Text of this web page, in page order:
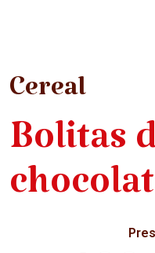
Cereal
Bolitas